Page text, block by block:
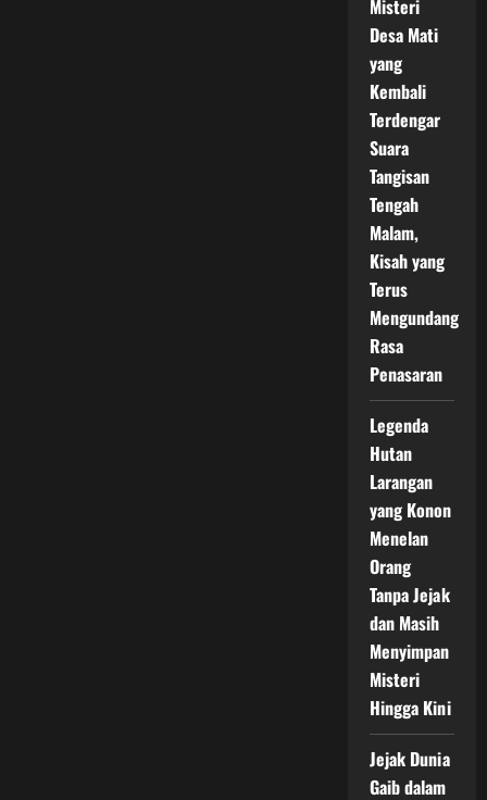
Misteri
Desa Mati
yang
Kembali
Terdengar
Suara
Tangisan
Tengah
Malam,
Kisah yang
Terus
Mengundang
Rasa
Penasaran
Legenda
Hutan
Larangan
yang Konon
Menelan
Orang
Tanpa Jejak
dan Masih
Menyimpan
Misteri
Hingga Kini
Jejak Dunia
Gaib dalam